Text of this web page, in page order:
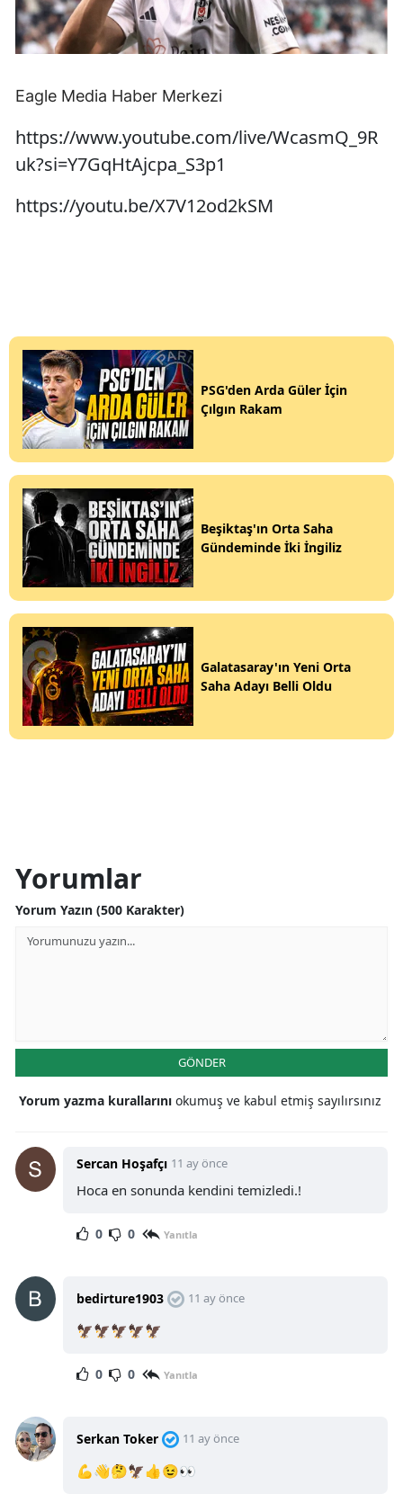
Eagle Media Haber Merkezi
https://www.youtube.com/live/WcasmQ_9R
uk?si=Y7GqHtAjcpa_S3p1
https://youtu.be/X7V12od2kSM
PSG'den Arda Güler İçin
Çılgın Rakam
Beşiktaş'ın Orta Saha
Gündeminde İki İngiliz
Galatasaray'ın Yeni Orta
Saha Adayı Belli Oldu
Yorumlar
Yorum Yazın (500 Karakter)
GÖNDER
Yorum yazma kurallarını okumuş ve kabul etmiş sayılırsınız
Sercan Hoşafçı 11 ay önce
Hoca en sonunda kendini temizledi.!
0 0 Yanıtla
bedirture1903 11 ay önce
🦅🦅🦅🦅🦅
0 0 Yanıtla
Serkan Toker 11 ay önce
💪👋🤔🦅👍😉👀